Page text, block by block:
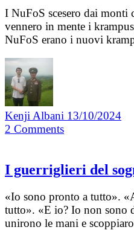
I NuFoS scesero dai monti
vennero in mente i
NuFoS erano i nuovi
Kenji Albani 13/10/2024
2 Comments
I guerriglieri del
«Io sono pronto a tutto».
tutto». «E io? Io non sono
unirono le mani e